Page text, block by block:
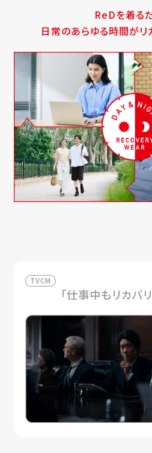
ReDを着る
日常のあらゆる時間がリ
TVCM
「仕事中もリカバ